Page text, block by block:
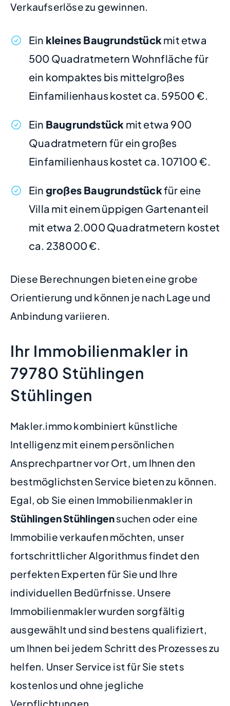
Verkaufserlöse zu gewinnen.
Ein kleines Baugrundstückmit etwa
500 Quadratmetern Wohnfläche für
ein kompaktes bis mittelgroßes
Einfamilienhaus kostet ca. 59500 €.
Ein Baugrundstück mit etwa 900
Quadratmetern für ein großes
Einfamilienhaus kostet ca. 107100 €.
Ein großes Baugrundstückfür eine
Villa mit einem üppigen Gartenanteil
mit etwa 2.000 Quadratmetern kostet
ca. 238000 €.
Diese Berechnungen bieten eine grobe
Orientierung und können je nach Lage und
Anbindung variieren.
Ihr Immobilienmakler in
79780 Stühlingen
Stühlingen
Makler.immo kombiniert künstliche
Intelligenz mit einem persönlichen
Ansprechpartner vor Ort, um Ihnen den
bestmöglichsten Service bieten zu können.
Egal, ob Sie einen Immobilienmakler in
Stühlingen Stühlingensuchen oder eine
Immobilie verkaufen möchten, unser
fortschrittlicher Algorithmus findet den
perfekten Experten für Sie und Ihre
individuellen Bedürfnisse. Unsere
Immobilienmakler wurden sorgfältig
ausgewählt und sind bestens qualifiziert,
um Ihnen bei jedem Schritt des Prozesses zu
helfen. Unser Service ist für Sie stets
kostenlos und ohne jegliche
Verpflichtungen.